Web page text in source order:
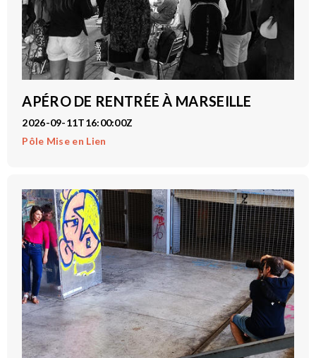
APÉRO DE RENTRÉE À MARSEILLE
2026-09-11T16:00:00Z
Pôle Mise en Lien